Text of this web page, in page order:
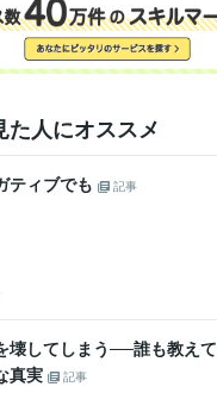
た人にオススメ
ティブでも
記事
壊してしまう──誰も教えて
真実
記事